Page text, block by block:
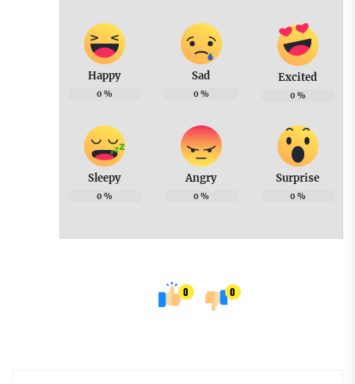
Happy
0 %
Sad
0 %
Excited
0 %
Sleepy
0 %
Angry
0 %
Surprise
0 %
0 0